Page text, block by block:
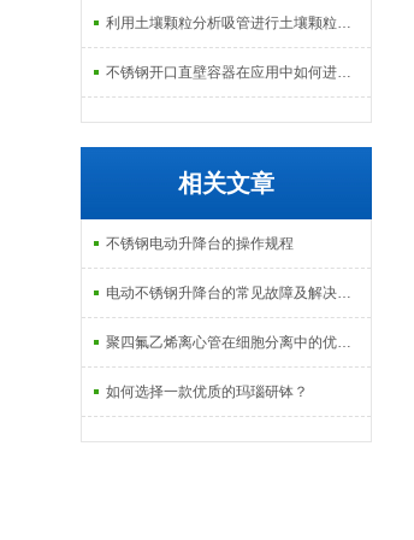
利用土壤颗粒分析吸管进行土壤颗粒定量分析的研究
不锈钢开口直壁容器在应用中如何进行维护和保养？
相关文章
不锈钢电动升降台的操作规程
电动不锈钢升降台的常见故障及解决方法有哪些？
聚四氟乙烯离心管在细胞分离中的优势分析
如何选择一款优质的玛瑙研钵？